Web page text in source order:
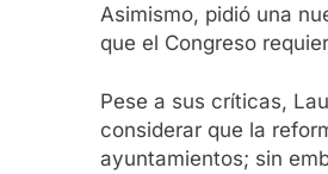
Asimismo, pidió una
que el Congreso
Pese a sus críticas,
considerar que la
ayuntamientos; sin